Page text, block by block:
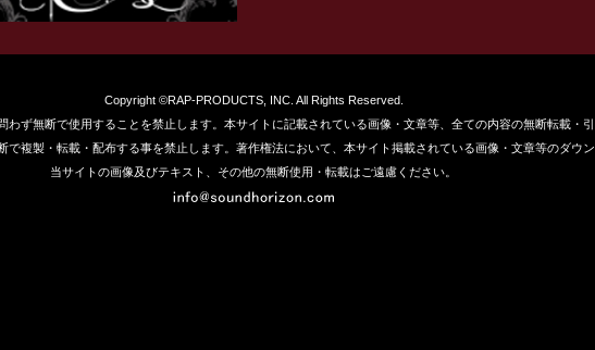
Copyright ©RAP-PRODUCTS, INC. All Rights Reserved.
わず無断で使用することを禁止します。本サイトに記載されている画像・文章等、全ての内容の無断転載・引
複製・転載・配布する事を禁止します。著作権法において、本サイト掲載されている画像・文章等のダウ
当サイトの画像及びテキスト、その他の無断使用・転載はご遠慮ください。